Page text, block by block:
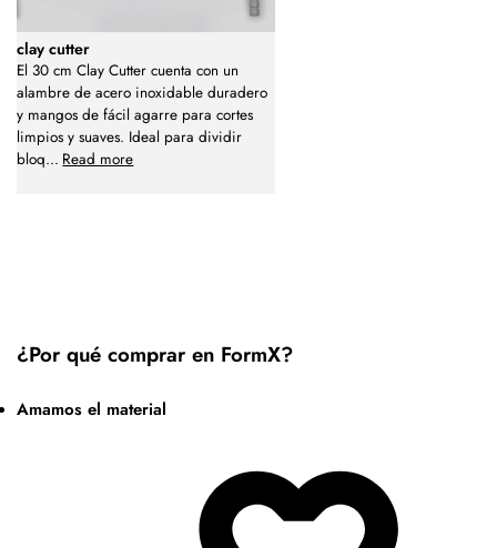
clay cutter
El 30 cm Clay Cutter cuenta con un
alambre de acero inoxidable duradero
y mangos de fácil agarre para cortes
limpios y suaves. Ideal para dividir
bloq... Read more
¿Por qué comprar en FormX?
Amamos el material